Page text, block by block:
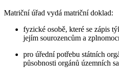
Matriční úřad vydá matriční doklad:
fyzické osobě, které se zápis
jejím sourozencům a
pro úřední potřebu státních
působnosti orgánů územních